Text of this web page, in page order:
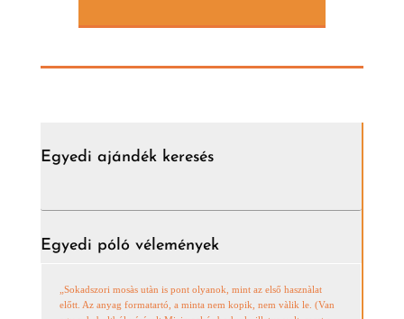
Egyedi ajándék keresés
Egyedi póló vélemények
„Sokadszori mosàs utàn is pont olyanok, mint az első hasznàlat
előtt. Az anyag formatartó, a minta nem kopik, nem vàlik le. (Van